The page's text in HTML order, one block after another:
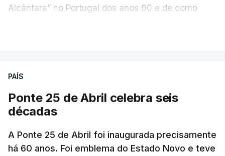
Alcântara” no Portugal dos anos 60 e de como
forma inesperada, através da literatura.
Em “Pés de Barro”,
época, a maior ponte suspensa da Europa. Os
dramas e peripécias diárias dos que a construíram
PAÍS
Ponte 25 de Abril celebra seis
décadas
A Ponte 25 de Abril foi inaugurada precisamente
há 60 anos. Foi emblema do Estado Novo e teve